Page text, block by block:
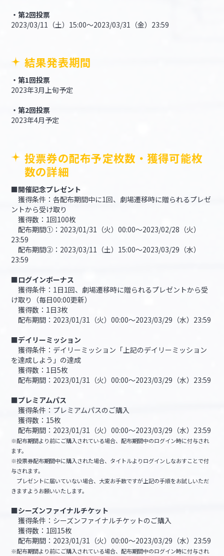
・第2回投票
2023/03/11（土）15:00～2023/03/31（金）23:59
結果発表期間
・第1回投票
2023年3月上旬予定
・第2回投票
2023年4月予定
投票券の配布予定枚数・獲得可能枚
数の詳細
■開催記念プレゼント
獲得条件：各配布期間中に1回、劇場遷移時に贈られるプレゼ
ントから受け取り
獲得数：1回100枚
配布期間①：2023/01/31（火）00:00～2023/02/28（火）
23:59
配布期間②：2023/03/11（土）15:00～2023/03/29（水）
23:59
■ログインボーナス
獲得条件：1日1回、劇場遷移時に贈られるプレゼントから受
け取り（毎日00:00更新）
獲得数：1日3枚
配布期間：2023/01/31（火）00:00～2023/03/29（水）23:59
■デイリーミッション
獲得条件：デイリーミッション「上記のデイリーミッション
を達成しよう」の達成
獲得数：1日5枚
配布期間：2023/01/31（火）00:00～2023/03/29（水）23:59
■プレミアムパス
獲得条件：プレミアムパスのご購入
獲得数：15枚
配布期間：2023/01/31（火）00:00～2023/03/29（水）23:59
※配布期間より前にご購入されている場合、配布期間中のログイン時に付与され
ます。
※投票券配布期間中に購入された場合、タイトルよりログインしなおすことで付
与されます。
プレゼントに届いていない場合、大変お手数ですが上記の手順をお試しいただ
きますようお願いいたします。
■シーズンファイナルチケット
獲得条件：シーズンファイナルチケットのご購入
獲得数：1回15枚
配布期間：2023/01/31（火）00:00～2023/03/29（水）23:59
※配布期間より前にご購入されている場合、配布期間中のログイン時に付与され